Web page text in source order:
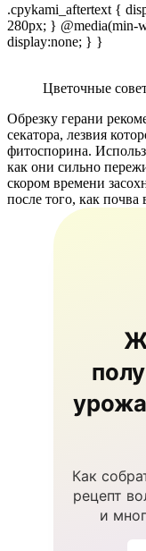
.cpykami_aftertext {
280px; } @media(min-
display:none; } }
Цветочные
Обрезку герани
секатора, лезвия
фитоспорина.
как они сильно
скором времени
после того, как
Как
рецепт
и